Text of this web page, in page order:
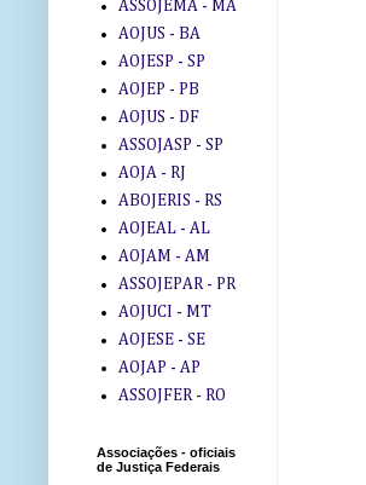
ASSOJEMA - MA
AOJUS - BA
AOJESP - SP
AOJEP - PB
AOJUS - DF
ASSOJASP - SP
AOJA - RJ
ABOJERIS - RS
AOJEAL - AL
AOJAM - AM
ASSOJEPAR - PR
AOJUCI - MT
AOJESE - SE
AOJAP - AP
ASSOJFER - RO
Associações - oficiais
de Justiça Federais